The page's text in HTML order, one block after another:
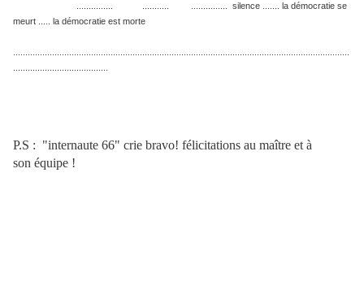
............... ........... ............... silence ....... la démocratie se
meurt ..... la démocratie est morte
P.S : "internaute 66" crie bravo! félicitations au maître et à
son équipe !